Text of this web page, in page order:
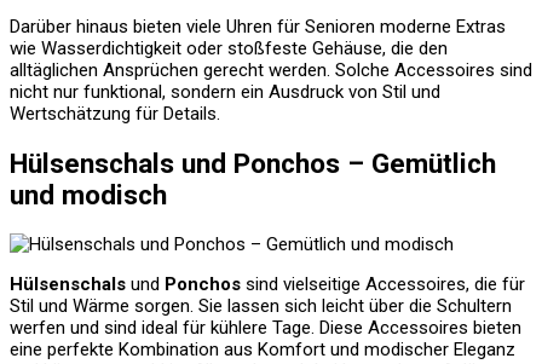
Darüber hinaus bieten viele Uhren für Senioren moderne Extras
wie Wasserdichtigkeit oder stoßfeste Gehäuse, die den
alltäglichen Ansprüchen gerecht werden. Solche Accessoires sind
nicht nur funktional, sondern ein Ausdruck von Stil und
Wertschätzung für Details.
Hülsenschals und Ponchos – Gemütlich
und modisch
Hülsenschals und Ponchos sind vielseitige Accessoires, die für
Stil und Wärme sorgen. Sie lassen sich leicht über die Schultern
werfen und sind ideal für kühlere Tage. Diese Accessoires bieten
eine perfekte Kombination aus Komfort und modischer Eleganz